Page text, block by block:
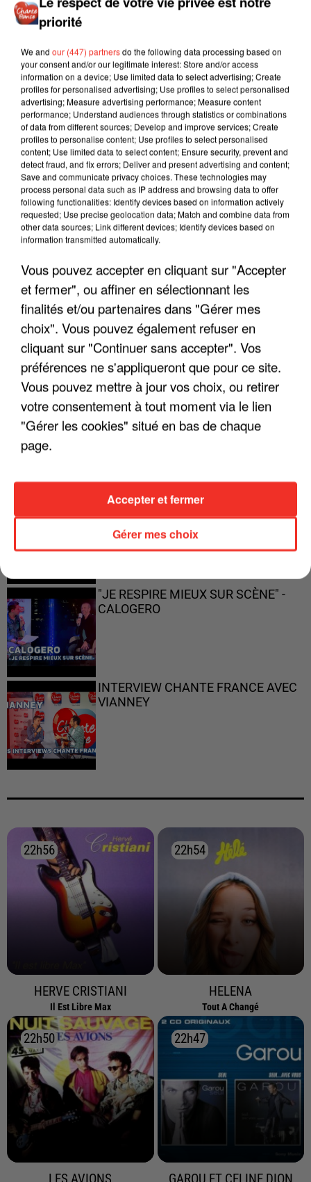
LES INTERVIEWS CHANTE
FRANCE
"JE SUIS À DISPOSITION DES
ENFOIRÉS"
"ON A TOUS LE TRAC"
"ON N'EST PAS DES PARENTS
PARFAITS"
"JE RESPIRE MIEUX SUR SCÈNE" -
CALOGERO
INTERVIEW CHANTE FRANCE AVEC
VIANNEY
22h56
22h56
HERVE CRISTIANI
Il Est Libre Max
22h54
22h54
HELENA
Tout A Changé
22h50
22h50 22h47
22h47
priorité
We and our (447) partnersdo the following data processing based on
your consent and/or our legitimate interest: Store and/or access
information on a device; Use limited data to select advertising; Create
profiles for personalised advertising; Use profiles to select personalised
advertising; Measure advertising performance; Measure content
performance; Understand audiences through statistics or combinations
of data from different sources; Develop and improve services; Create
profiles to personalise content; Use profiles to select personalised
content; Use limited data to select content; Ensure security, prevent and
detect fraud, and fix errors; Deliver and present advertising and content;
Save and communicate privacy choices. These technologies may
process personal data such as IP address and browsing data to offer
following functionalities: Identify devices based on information actively
requested; Use precise geolocation data; Match and combine data from
other data sources; Link different devices; Identify devices based on
information transmitted automatically.
Vous pouvez accepter en cliquant sur "Accepter
et fermer", ou affiner en sélectionnant les
finalités et/ou partenaires dans "Gérer mes
choix". Vous pouvez également refuser en
cliquant sur "Continuer sans accepter". Vos
préférences ne s'appliqueront que pour ce site.
Vous pouvez mettre à jour vos choix, ou retirer
votre consentement à tout moment via le lien
"Gérer les cookies" situé en bas de chaque
page.
Gérer mes choix
Accepter et fermer